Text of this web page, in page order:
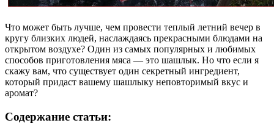
Что может быть лучше, чем провести теплый летний вечер в
кругу близких людей, наслаждаясь прекрасными блюдами на
открытом воздухе? Один из самых популярных и любимых
способов приготовления мяса — это шашлык. Но что если я
скажу вам, что существует один секретный ингредиент,
который придаст вашему шашлыку неповторимый вкус и
аромат?
Содержание статьи: